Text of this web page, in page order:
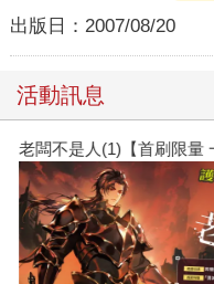
出版日： 2007/08/20
活動訊息
老闆不是人(1)【首刷限量